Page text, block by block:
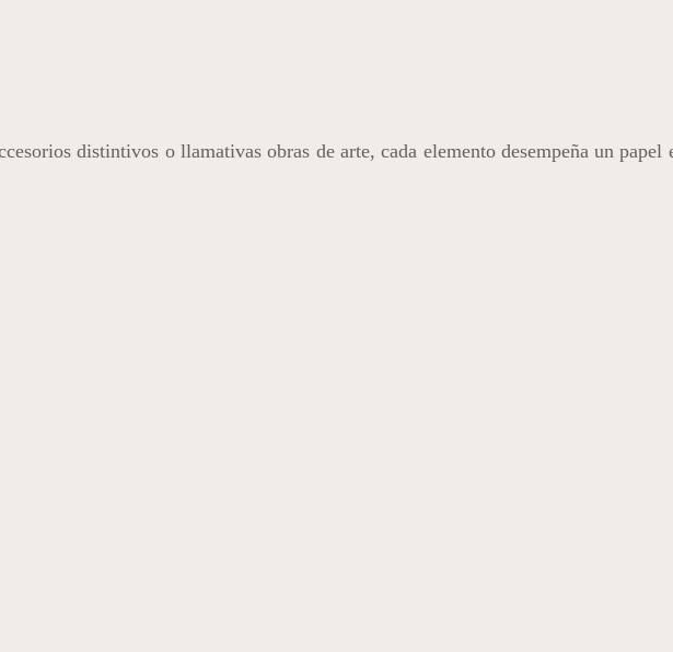
distintivos o llamativas obras de arte, cada elemento desempeña un